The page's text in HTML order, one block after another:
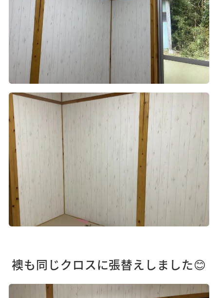
襖も同じクロスに張替えしました😊